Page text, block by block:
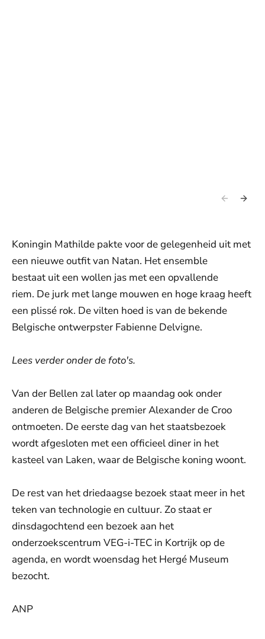
Koningin Mathilde pakte voor de gelegenheid uit met
een nieuwe outfit van Natan. Het ensemble
bestaat uit een wollen jas met een opvallende
riem. De jurk met lange mouwen en hoge kraag heeft
een plissé rok. De vilten hoed is van de bekende
Belgische ontwerpster Fabienne Delvigne.
Lees verder onder de foto's.
Van der Bellen zal later op maandag ook onder
anderen de Belgische premier Alexander de Croo
ontmoeten. De eerste dag van het staatsbezoek
wordt afgesloten met een officieel diner in het
kasteel van Laken, waar de Belgische koning woont.
De rest van het driedaagse bezoek staat meer in het
teken van technologie en cultuur. Zo staat er
dinsdagochtend een bezoek aan het
onderzoekscentrum VEG-i-TEC in Kortrijk op de
agenda, en wordt woensdag het Hergé Museum
bezocht.
ANP